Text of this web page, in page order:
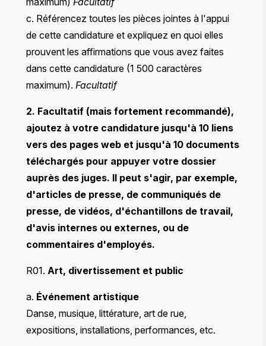
c. Référencez toutes les pièces jointes à l'appui
de cette candidature et expliquez en quoi elles
prouvent les affirmations que vous avez faites
dans cette candidature (1 500 caractères
maximum). Facultatif
2. Facultatif (mais fortement recommandé),
ajoutez à votre candidature jusqu'à 10 liens
vers des pages web et jusqu'à 10 documents
téléchargés pour appuyer votre dossier
auprès des juges. Il peut s'agir, par exemple,
d'articles de presse, de communiqués de
presse, de vidéos, d'échantillons de travail,
d'avis internes ou externes, ou de
commentaires d'employés.
R01. Art, divertissement et public
a. Événement artistique
Danse, musique, littérature, art de rue,
expositions, installations, performances, etc.